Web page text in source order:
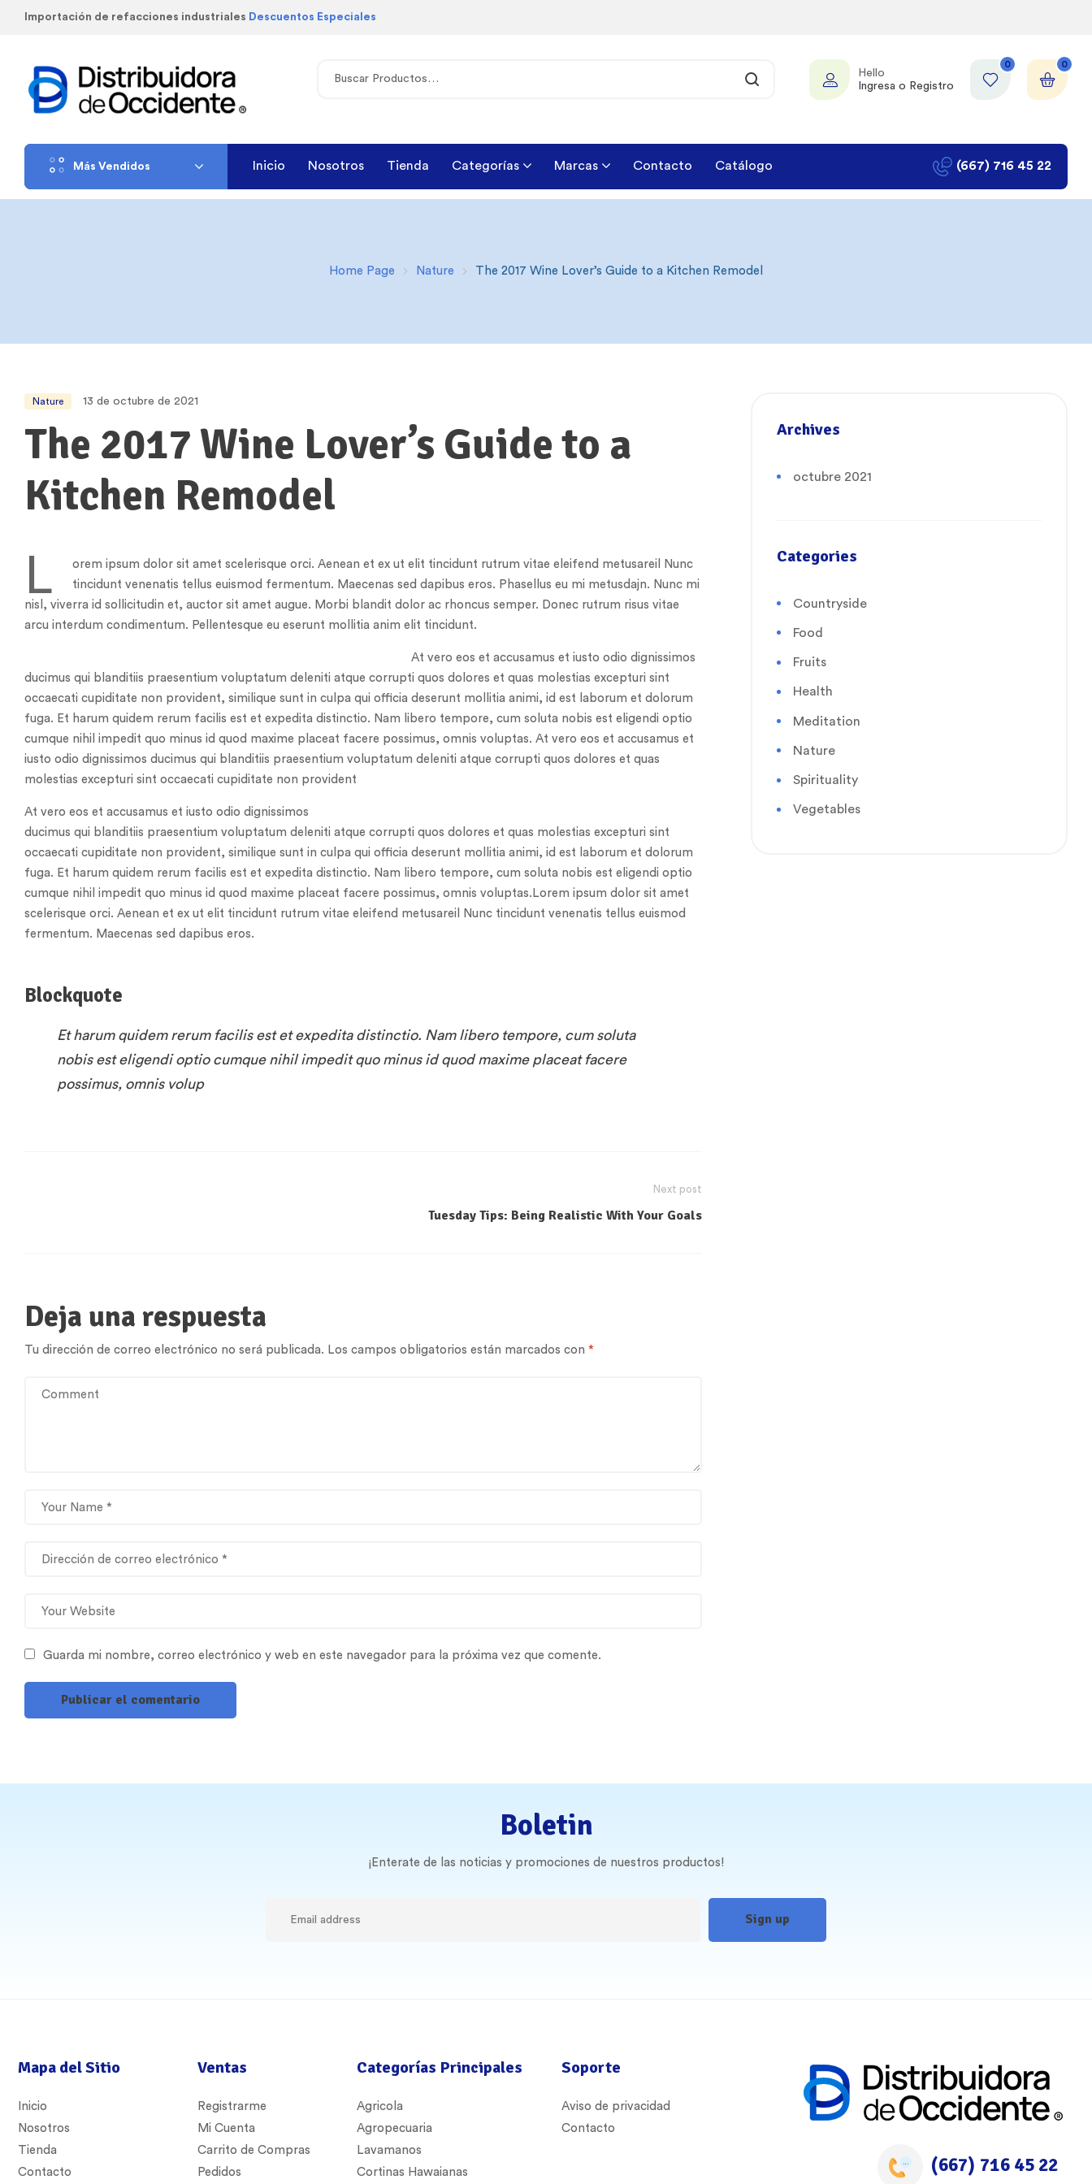
Importación de refacciones industriales Descuentos Especiales
Hello
Ingresa o Registro
0 0
Más Vendidos Inicio Nosotros Tienda Categorías Marcas Contacto Catálogo (667) 716 45 22
Home Page Nature The 2017 Wine Lover’s Guide to a Kitchen Remodel
Nature 13 de octubre de 2021
The 2017 Wine Lover’s Guide to a
Kitchen Remodel
L
orem ipsum dolor sit amet scelerisque orci. Aenean et ex ut elit tincidunt rutrum vitae eleifend metusareil Nunc
tincidunt venenatis tellus euismod fermentum. Maecenas sed dapibus eros. Phasellus eu mi metusdajn. Nunc mi
nisl, viverra id sollicitudin et, auctor sit amet augue. Morbi blandit dolor ac rhoncus semper. Donec rutrum risus vitae
arcu interdum condimentum. Pellentesque eu eserunt mollitia anim elit tincidunt.
At vero eos et accusamus et iusto odio dignissimos
ducimus qui blanditiis praesentium voluptatum deleniti atque corrupti quos dolores et quas molestias excepturi sint
occaecati cupiditate non provident, similique sunt in culpa qui officia deserunt mollitia animi, id est laborum et dolorum
fuga. Et harum quidem rerum facilis est et expedita distinctio. Nam libero tempore, cum soluta nobis est eligendi optio
cumque nihil impedit quo minus id quod maxime placeat facere possimus, omnis voluptas. At vero eos et accusamus et
iusto odio dignissimos ducimus qui blanditiis praesentium voluptatum deleniti atque corrupti quos dolores et quas
molestias excepturi sint occaecati cupiditate non provident
At vero eos et accusamus et iusto odio dignissimos
ducimus qui blanditiis praesentium voluptatum deleniti atque corrupti quos dolores et quas molestias excepturi sint
occaecati cupiditate non provident, similique sunt in culpa qui officia deserunt mollitia animi, id est laborum et dolorum
fuga. Et harum quidem rerum facilis est et expedita distinctio. Nam libero tempore, cum soluta nobis est eligendi optio
cumque nihil impedit quo minus id quod maxime placeat facere possimus, omnis voluptas.Lorem ipsum dolor sit amet
scelerisque orci. Aenean et ex ut elit tincidunt rutrum vitae eleifend metusareil Nunc tincidunt venenatis tellus euismod
fermentum. Maecenas sed dapibus eros.
Blockquote
Et harum quidem rerum facilis est et expedita distinctio. Nam libero tempore, cum soluta
nobis est eligendi optio cumque nihil impedit quo minus id quod maxime placeat facere
possimus, omnis volup
Next post
Tuesday Tips: Being Realistic With Your Goals
Deja una respuesta
Tu dirección de correo electrónico no será publicada. Los campos obligatorios están marcados con *
Guarda mi nombre, correo electrónico y web en este navegador para la próxima vez que comente.
Archives
octubre 2021
Categories
Countryside
Food
Fruits
Health
Meditation
Nature
Spirituality
Vegetables
Boletin
¡Enterate de las noticias y promociones de nuestros productos!
Mapa del Sitio
Inicio
Nosotros
Tienda
Contacto
Ventas
Registrarme
Mi Cuenta
Carrito de Compras
Pedidos
Categorías Principales
Agricola
Agropecuaria
Lavamanos
Cortinas Hawaianas
Soporte
Aviso de privacidad
Contacto
(667) 716 45 22